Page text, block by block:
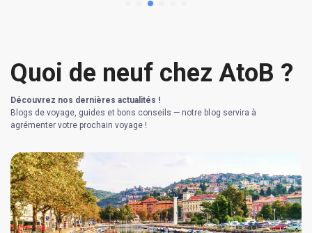
Quoi de neuf chez AtoB ?
Découvrez nos dernières actualités !
Blogs de voyage, guides et bons conseils — notre blog servira à
agrémenter votre prochain voyage !